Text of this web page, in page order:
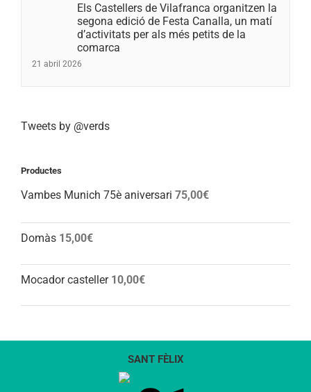
Els Castellers de Vilafranca organitzen la
segona edició de Festa Canalla, un matí
d’activitats per als més petits de la
comarca
21 abril 2026
Tweets by @verds
Productes
Vambes Munich 75è aniversari 75,00€
Domàs 15,00€
Mocador casteller 10,00€
SANT FÈLIX